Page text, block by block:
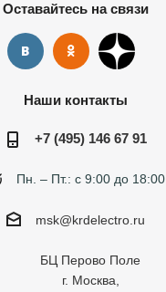
Оставайтесь на связи
Наши контакты
+7 (495) 146 67 91
Пн. – Пт.: с 9:00 до 18:00
msk@krdelectro.ru
БЦ Перово Поле
г. Москва,